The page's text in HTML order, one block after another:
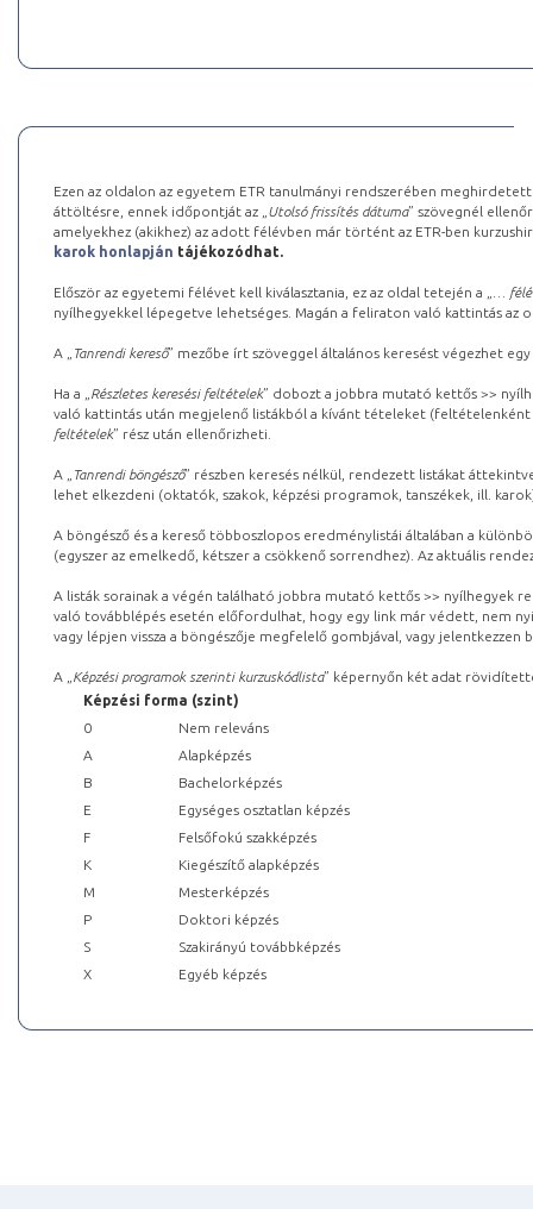
Ezen az oldalon az egyetem ETR tanulmányi rendszerében
áttöltésre, ennek időpontját az „ Utolsó frissítés dátuma” szövegnél
amelyekhez (akikhez) az adott félévben már történt az ETR-ben
karok honlapján tájékozódhat.
Először az egyetemi félévet kell kiválasztania, ez az oldal tetején a „
…
nyílhegyekkel lépegetve lehetséges. Magán a feliraton való kattintás az
A „ Tanrendi kereső” mezőbe írt szöveggel általános keresést végezhet
Ha a „ Részletes keresési feltételek” dobozt a jobbra mutató kettős >>
való kattintás után megjelenő listákból a kívánt tételeket (feltételenként
feltételek” rész után ellenőrizheti.
A „ Tanrendi böngésző” részben keresés nélkül, rendezett listákat
lehet elkezdeni (oktatók, szakok, képzési programok, tanszékek, ill.
A böngésző és a kereső többoszlopos eredménylistái általában a
(egyszer az emelkedő, kétszer a csökkenő sorrendhez). Az aktuális
A listák sorainak a végén található jobbra mutató kettős >> nyílhegyek
való továbblépés esetén előfordulhat, hogy egy link már védett, nem
vagy lépjen vissza a böngészője megfelelő gombjával, vagy
A „ Képzési programok szerinti kurzuskódlista” képernyőn két adat
Képzési forma (szint)
0
Nem releváns
A
Alapképzés
B
Bachelorképzés
E
Egységes osztatlan képzés
F
Felsőfokú szakképzés
K
Kiegészítő alapképzés
M
Mesterképzés
P
Doktori képzés
S
Szakirányú továbbképzés
X
Egyéb képzés